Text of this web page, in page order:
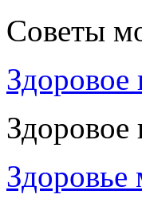
Советы
Здоровое
Здоровое